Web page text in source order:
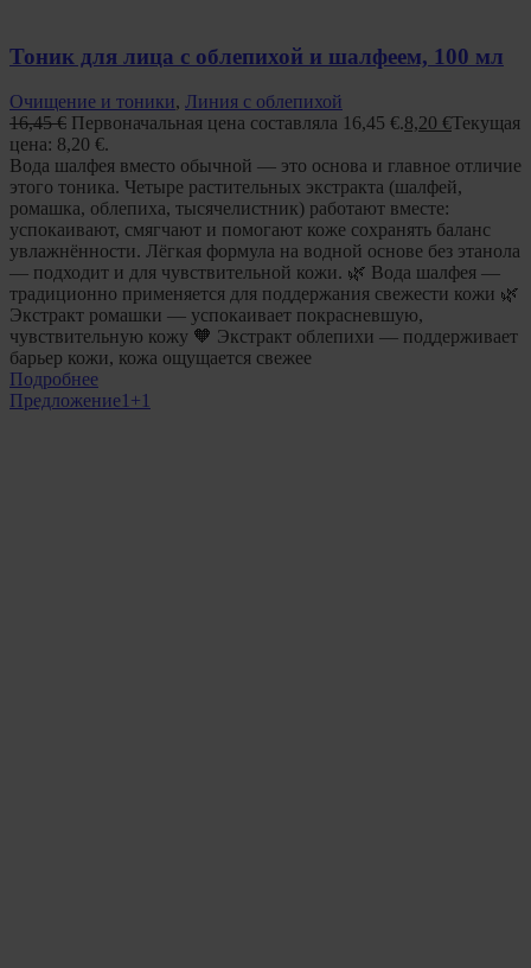
Тоник для лица с облепихой и шалфеем, 100 мл
Очищение и тоники, Линия с облепихой
16,45€ Первоначальная цена составляла 16,45 €.8,20 €Текущая
цена: 8,20 €.
Вода шалфея вместо обычной — это основа и главное отличие
этого тоника. Четыре растительных экстракта (шалфей,
ромашка, облепиха, тысячелистник) работают вместе:
успокаивают, смягчают и помогают коже сохранять баланс
увлажнённости. Лёгкая формула на водной основе без этанола
— подходит и для чувствительной кожи. 🌿 Вода шалфея —
традиционно применяется для поддержания свежести кожи 🌿
Экстракт ромашки — успокаивает покрасневшую,
чувствительную кожу 🧡 Экстракт облепихи — поддерживает
барьер кожи, кожа ощущается свежее
Подробнее
Предложение1+1